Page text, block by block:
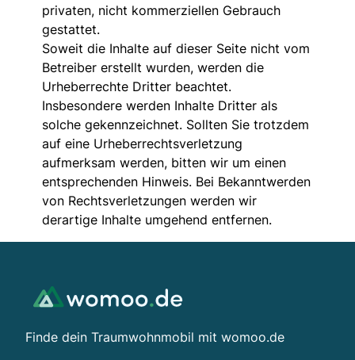
privaten, nicht kommerziellen Gebrauch
gestattet.
Soweit die Inhalte auf dieser Seite nicht vom
Betreiber erstellt wurden, werden die
Urheberrechte Dritter beachtet.
Insbesondere werden Inhalte Dritter als
solche gekennzeichnet. Sollten Sie trotzdem
auf eine Urheberrechtsverletzung
aufmerksam werden, bitten wir um einen
entsprechenden Hinweis. Bei Bekanntwerden
von Rechtsverletzungen werden wir
derartige Inhalte umgehend entfernen.
Finde dein Traumwohnmobil mit womoo.de